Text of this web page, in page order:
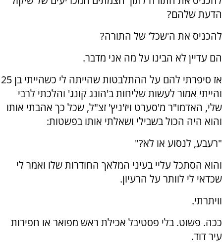
הדעת שלהם?
להכניס את ה'שכל' של התורה?
הם עדיין לא הבינו על מה אני מדבר.
אז סיפרתי להם על ההתלבטות שהייתה לי כשהייתי בן 25
והייתי אמור לעשות שליחות ב'הונג קונג' והלכתי לרבי
שלי, האדמו"ר מ'סערט ויז'ניץ' זצ"ל, שכל כך אהבתי אותו
והוא היה הכול בשבילי ושאלתי אותו בפשטות:
"רעבע, לנסוע או לא?"
והוא הסתכל עליי בעיני המלאך החודרות שלו ואמר לי
שכדאי לי לוותר על הרעיון.
וויתרתי.
ככה. פשוט. בלי פסטיבל אכילת ראש מפואר או חפירות
עיר דוד.